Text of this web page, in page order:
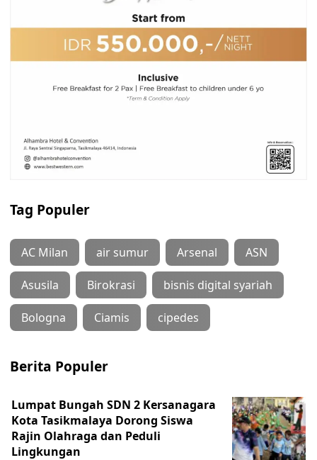
Tag Populer
AC Milan air sumur Arsenal ASN
Asusila Birokrasi bisnis digital syariah
Bologna Ciamis cipedes
Berita Populer
Lumpat Bungah SDN 2 Kersanagara
Kota Tasikmalaya Dorong Siswa
Rajin Olahraga dan Peduli
Lingkungan